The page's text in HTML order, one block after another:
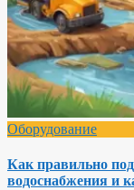
Оборудование
Как правильно
водоснабжения и